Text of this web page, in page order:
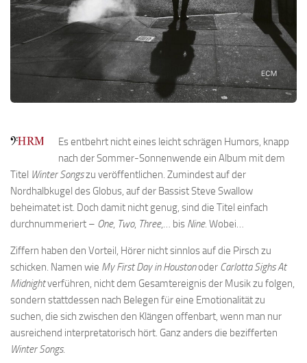
Es entbehrt nicht eines leicht schrägen Humors, knapp
nach der Sommer-Sonnenwende ein Album mit dem
Titel Winter Songszu veröffentlichen. Zumindest auf der
Nordhalbkugel des Globus, auf der Bassist Steve Swallow
beheimatet ist. Doch damit nicht genug, sind die Titel einfach
durchnummeriert – One, Two, Three,… bis Nine. Wobei…
Ziffern haben den Vorteil, Hörer nicht sinnlos auf die Pirsch zu
schicken. Namen wie My First Day in Houstonoder Carlotta Sighs At
Midnightverführen, nicht dem Gesamtereignis der Musik zu folgen,
sondern stattdessen nach Belegen für eine Emotionalität zu
suchen, die sich zwischen den Klängen offenbart, wenn man nur
ausreichend interpretatorisch hört. Ganz anders die bezifferten
Winter Songs.